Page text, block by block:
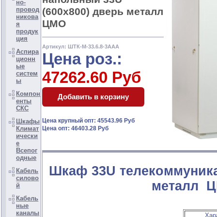
но-
провод
никова
я
продук
ция
Аспира
ционн
ые
систем
ы
Компон
енты
СКС
Шкафы
Климат
ически
е
Всепог
одные
Кабель
силово
й
Кабель
ные
каналы
(600x800) дверь металл
ЦМО
Артикул: ШТК-М-33.6.8-3ААА
Цена роз.:
47262.60 Руб
Цена крупный опт: 45543.96 Руб
Цена опт: 46403.28 Руб
Шкаф 33U
металл